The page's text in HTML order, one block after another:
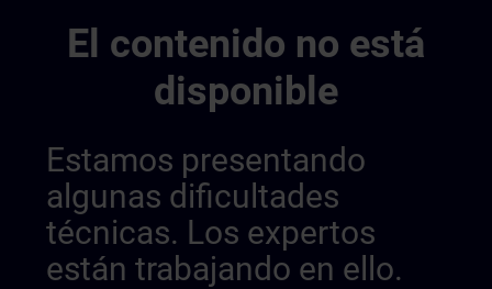
El contenido no está
disponible
Estamos presentando
algunas dificultades
técnicas. Los expertos
están trabajando en ello.